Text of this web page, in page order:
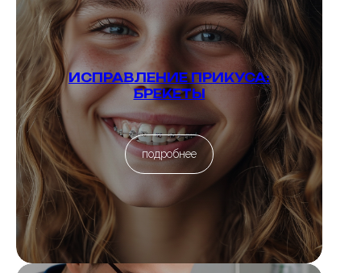
ИСПРАВЛЕНИЕ ПРИКУСА:
БРЕКЕТЫ
подробнее